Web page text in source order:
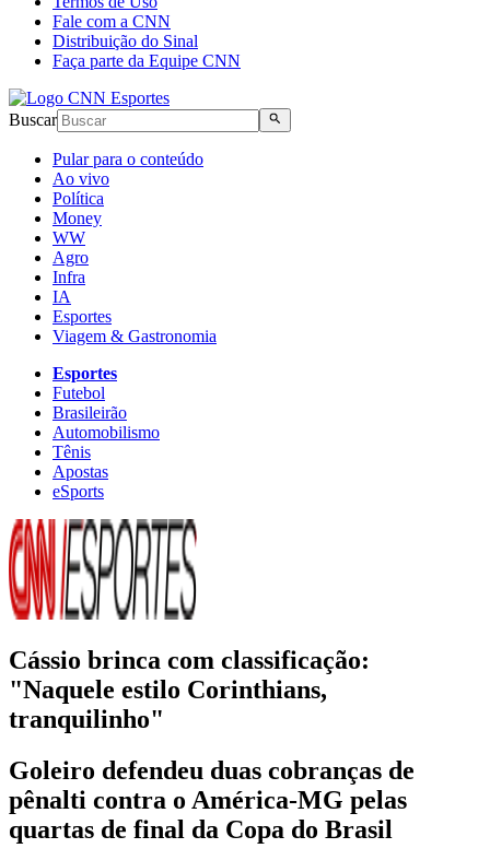
Fale com a CNN
Distribuição do Sinal
Faça parte da Equipe CNN
Buscar
Pular para o conteúdo
Ao vivo
Política
Money
WW
Agro
Infra
IA
Esportes
Viagem & Gastronomia
Esportes
Futebol
Brasileirão
Automobilismo
Tênis
Apostas
eSports
Cássio brinca com classificação:
"Naquele estilo Corinthians,
tranquilinho"
Goleiro defendeu duas cobranças de
pênalti contra o América-MG pelas
quartas de final da Copa do Brasil